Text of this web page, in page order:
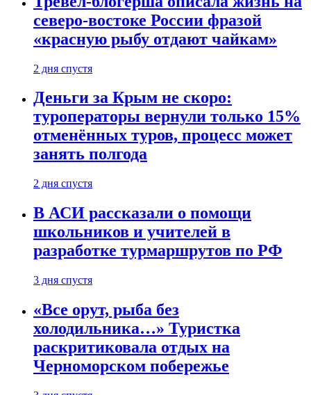
северо-востоке России фразой
«красную рыбу отдают чайкам»
2 дня спустя
Деньги за Крым не скоро:
туроператоры вернули только 15%
отменённых туров, процесс может
занять полгода
2 дня спустя
В АСИ рассказали о помощи
школьников и учителей в
разработке турмаршрутов по РФ
3 дня спустя
«Все орут, рыба без
холодильника…» Туристка
раскритиковала отдых на
Черноморском побережье